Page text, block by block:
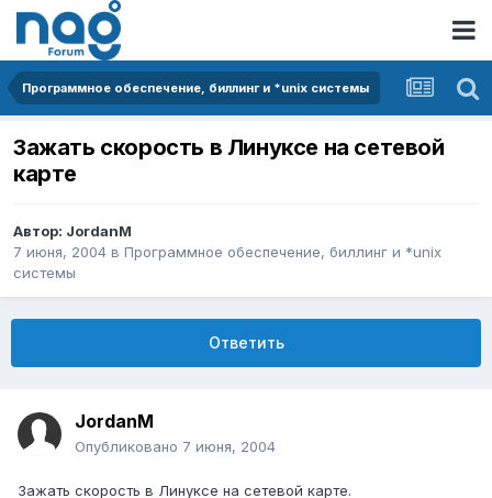
Программное обеспечение, биллинг и *unix системы
Зажать скорость в Линуксе на сетевой
карте
Автор: JordanM
7 июня, 2004 в Программное обеспечение, биллинг и *unix
системы
Ответить
JordanM
Опубликовано 7 июня, 2004
Зажать скорость в Линуксе на сетевой карте.